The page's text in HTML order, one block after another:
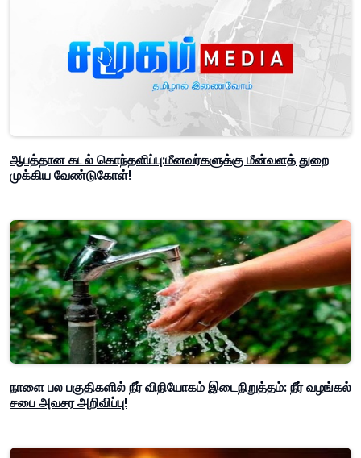
ஆபத்தான கடல் கொந்தளிப்பு:மீனவர்களுக்கு மீன்வளத் துறை
முக்கிய வேண்டுகோள்!
நாளை பல பகுதிகளில் நீர் விநியோகம் இடைநிறுத்தம்: நீர் வழங்கல்
சபை அவசர அறிவிப்பு!